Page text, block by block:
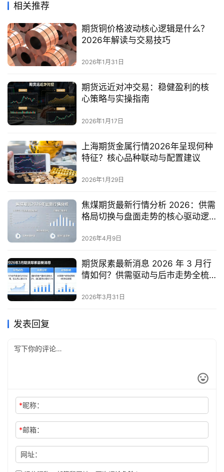
相关推荐
期货铜价格波动核心逻辑是什么？
2026年解读与交易技巧
2026年1月31日
期货远近对冲交易：稳健盈利的核
心策略与实操指南
2026年1月17日
上海期货金属行情2026年呈现何种
特征？核心品种联动与配置建议
2026年1月29日
焦煤期货最新行情分析 2026：供需
格局切换与盘面走势的核心驱动逻
2026年4月9日
期货尿素最新消息 2026 年 3 月行
情如何？供需驱动与后市走势全梳
2026年3月31日
发表回复
*昵称：
*邮箱：
网址：